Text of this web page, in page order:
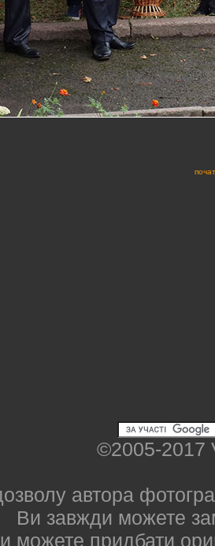
©2005-2017
автора
Ви завжди можете
можете придбати